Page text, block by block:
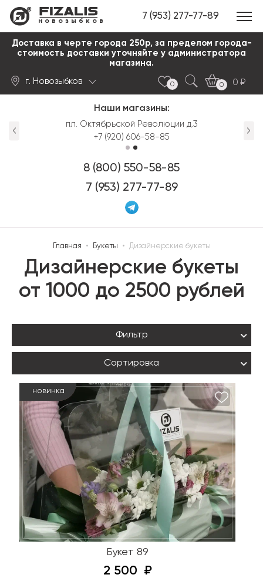
новозыбков 7 (953) 277-77-89
Доставка в черте города 250р, за пределом города-
стоимость доставки уточняйте у администратора
магазина.
г. Новозыбков 0 0
0
Наши магазины:
пл. Октябрьской Революции д.3
+7 (920) 606-58-85
8 (800) 550-58-85
7 (953) 277-77-89
Главная • Букеты • Дизайнерские букеты
Дизайнерские букеты
от 1000 до 2500 рублей
Фильтр
Сортировка
новинка
Букет 89
2 500